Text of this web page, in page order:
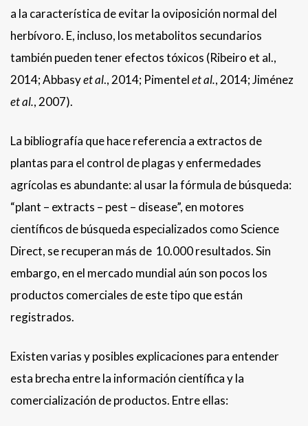
a la característica de evitar la oviposición normal del
herbívoro. E, incluso, los metabolitos secundarios
también pueden tener efectos tóxicos (Ribeiro et al.,
2014; Abbasyet al., 2014; Pimentelet al., 2014; Jiménez
et al., 2007).
La bibliografía que hace referencia a extractos de
plantas para el control de plagas y enfermedades
agrícolas es abundante: al usar la fórmula de búsqueda:
“plant – extracts – pest – disease”, en motores
científicos de búsqueda especializados como Science
Direct, se recuperan más de 10.000 resultados. Sin
embargo, en el mercado mundial aún son pocos los
productos comerciales de este tipo que están
registrados.
Existen varias y posibles explicaciones para entender
esta brecha entre la información científica y la
comercialización de productos. Entre ellas: